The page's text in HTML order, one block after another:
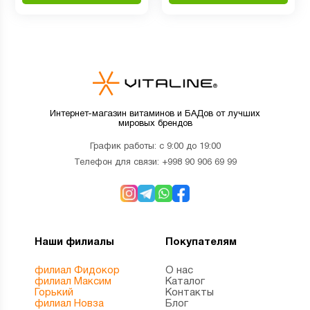
Интернет-магазин витаминов и БАДов от лучших
мировых брендов
График работы: с 9:00 до 19:00
Телефон для связи: +998 90 906 69 99
Наши филиалы
филиал Фидокор
филиал Максим
Горький
филиал Новза
Покупателям
О нас
Каталог
Контакты
Блог